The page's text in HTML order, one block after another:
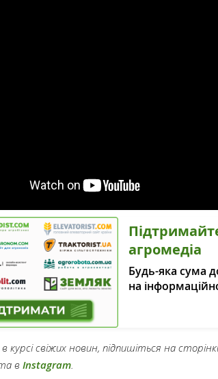
агромедіа
Будь-яка сума
на
курсі свіжих новин, підпишіться на
в Instagram.